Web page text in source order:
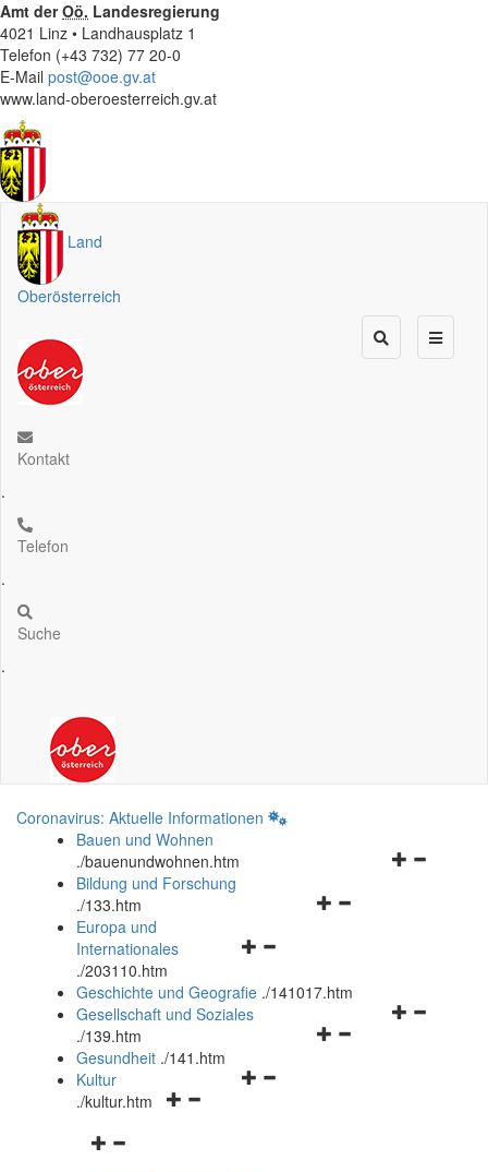
Amt derOö. Landesregierung
4021 Linz • Landhausplatz 1
Telefon (+43 732) 77 20-0
E-Mail post@ooe.gv.at
www.land-oberoesterreich.gv.at
Land
Oberösterreich
Kontakt
.
Telefon
.
Suche
.
Coronavirus: Aktuelle Informationen
Bauen und Wohnen
./bauenundwohnen.htm
Navigationsmenü
Bildung und Forschung
./133.htm
Navigationsmenü
und
schließen
Europa und
Internationales
./203110.htm
Geschichte und Geografie ./141017.htm
Navigationsmenü
Gesellschaft und Soziales
./139.htm
Navigationsmenü
Gesundheit ./141.htm
Navigationsmenü
Kultur
./kultur.htm
Navigationsmenü